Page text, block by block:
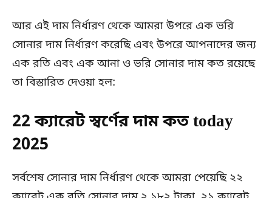
আর এই দাম নির্ধারণ থেকে আমরা উপরে এক ভরি
সোনার দাম নির্ধারণ করেছি এবং উপরে আপনাদের জন্য
এক রতি এবং এক আনা ও ভরি সোনার দাম কত রয়েছে
তা বিস্তারিত দেওয়া হল:
22 ক্যারেট স্বর্ণের দাম কত today
2025
সর্বশেষ সোনার দাম নির্ধারণ থেকে আমরা পেয়েছি ২২